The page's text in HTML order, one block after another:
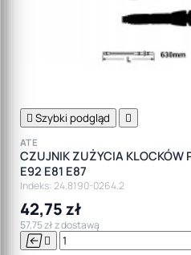
 Szybki podgląd 
ATE
CZUJNIK ZUŻYCIA KLOCKÓW
E92 E81 E87
Indeks: 24.8190-0264.2
42,75 zł
57,75 zł z dostawą
 